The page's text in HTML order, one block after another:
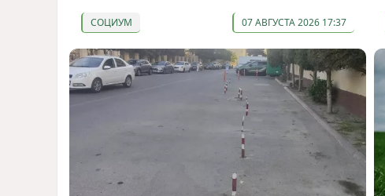
СОЦИУМ 07 АВГУСТА 2026 17:37